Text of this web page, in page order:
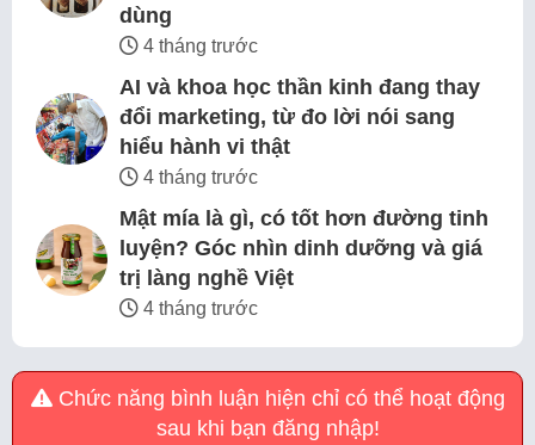
dùng
4 tháng trước
AI và khoa học thần kinh đang thay
đổi marketing, từ đo lời nói sang
hiểu hành vi thật
4 tháng trước
Mật mía là gì, có tốt hơn đường tinh
luyện? Góc nhìn dinh dưỡng và giá
trị làng nghề Việt
4 tháng trước
Chức năng bình luận hiện chỉ có thể hoạt động
sau khi bạn đăng nhập!